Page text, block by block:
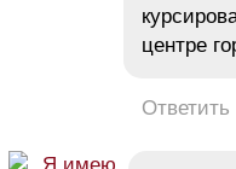
центре
Ответить